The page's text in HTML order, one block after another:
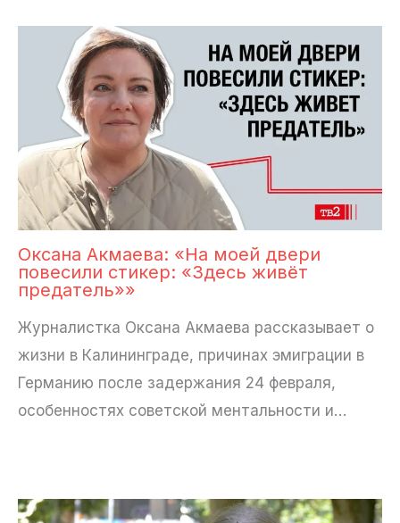
Оксана Акмаева: «На моей двери
повесили стикер: «Здесь живёт
предатель»»
Журналистка Оксана Акмаева рассказывает о
жизни в Калининграде, причинах эмиграции в
Германию после задержания 24 февраля,
особенностях советской ментальности и…